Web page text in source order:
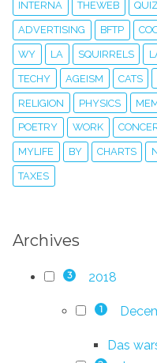
INTERNA THEWEB QUIZ
ADVERTISING BFTP
WY LA SQUIRRELS
TECHY AGEISM CATS
RELIGION PHYSICS
POETRY WORK
MYLIFE BY CHARTS
TAXES
Archives
3 2018
1
Das